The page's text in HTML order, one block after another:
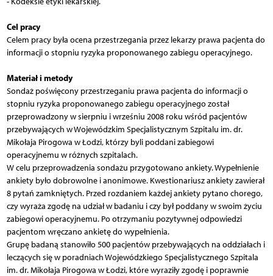
Cel pracy
Celem pracy była ocena przestrzegania przez lekarzy prawa pacjenta do
informacji o stopniu ryzyka proponowanego zabiegu operacyjnego.
Materiał i metody
Sondaż poświęcony przestrzeganiu prawa pacjenta do informacji o
stopniu ryzyka proponowanego zabiegu operacyjnego został
przeprowadzony w sierpniu i wrześniu 2008 roku wśród pacjentów
przebywających w Wojewódzkim Specjalistycznym Szpitalu im. dr.
Mikołaja Pirogowa w Łodzi, którzy byli poddani zabiegowi
operacyjnemu w różnych szpitalach.
W celu przeprowadzenia sondażu przygotowano ankiety. Wypełnienie
ankiety było dobrowolne i anonimowe. Kwestionariusz ankiety zawierał
8 pytań zamkniętych. Przed rozdaniem każdej ankiety pytano chorego,
czy wyraża zgodę na udział w badaniu i czy był poddany w swoim życiu
zabiegowi operacyjnemu. Po otrzymaniu pozytywnej odpowiedzi
pacjentom wręczano ankietę do wypełnienia.
Grupę badaną stanowiło 500 pacjentów przebywających na oddziałach i
leczących się w poradniach Wojewódzkiego Specjalistycznego Szpitala
im. dr. Mikołaja Pirogowa w Łodzi, które wyraziły zgodę i poprawnie